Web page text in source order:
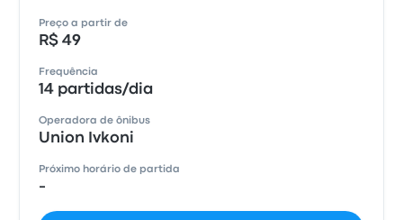
Preço a partir de
R$ 49
Frequência
14 partidas/dia
Operadora de ônibus
Union Ivkoni
Próximo horário de partida
-